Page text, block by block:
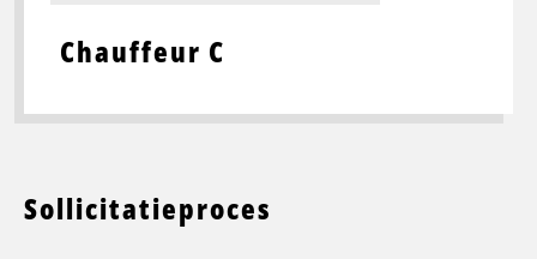
Chauffeur C
Sollicitatieproces